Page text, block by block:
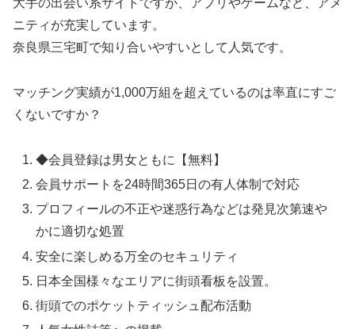
大手の出会い系サイトですが、アプリやゲームなど、アメ
ニティが充実しています。
奈良県三宅町で知り合いやすいとして人気です。
マッチング実績が1,000万組を超えているのは率直にすご
くないですか？
◆会員登録は男女ともに【無料】
会員サポートを24時間365日の有人体制で対応
プロフィールの不正や迷惑行為などは発見次第速や
かに適切な処置
安全に楽しめる万全のセキュリティ
日本全国様々なエリアに街頭看板を設置。
街頭でのポケットティッシュ配布活動